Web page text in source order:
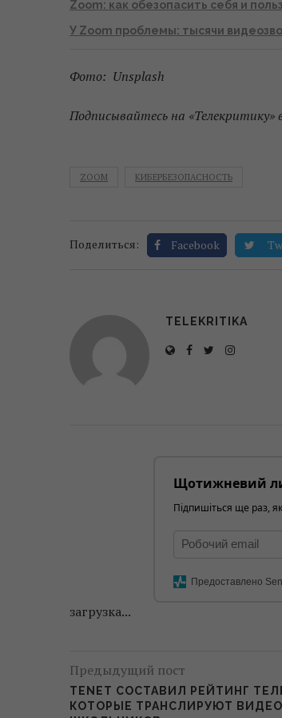
Zoom: как обезопасить себя и
У Zoom проблемы: тысячи
Фото: Unsplash
Подписывайтесь на «Телекритику»
ZOOM КИБЕРБЕЗОПАСНОСТЬ
Поделиться: Facebook
TELEKRITIKA
Щотижневий
Підпишіться ще раз,
Предоставлено
загрузка...
Предыдущий пост
ТENET СОСТАВИЛ РЕЙТИНГ
КОТОРЫЕ ТРАНСЛИРУЮТ